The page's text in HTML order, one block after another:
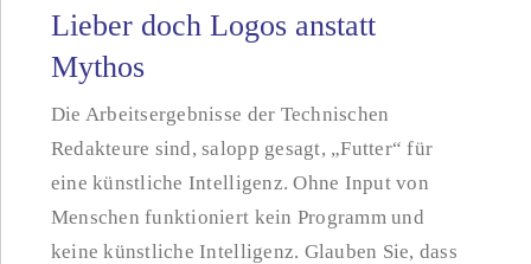
Lieber doch Logos anstatt
Mythos
Die Arbeitsergebnisse der Technischen
Redakteure sind, salopp gesagt, „Futter“ für
eine künstliche Intelligenz. Ohne Input von
Menschen funktioniert kein Programm und
keine künstliche Intelligenz. Glauben Sie, dass